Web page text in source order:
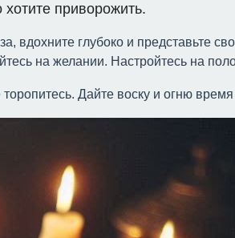
приворожить.
вдохните глубоко и представьте
на желании. Настройтесь на
Дайте воску и огню